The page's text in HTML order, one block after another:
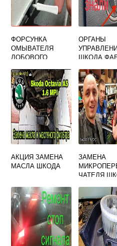
ФОРСУНКА
ОМЫВАТЕЛЯ
ЛОБОВОГО
ШКОДА ОКТАВИЯ
А5
ОРГАНЫ
ШКОДА
АКЦИЯ ЗАМЕНА
МАСЛА ШКОДА
ЗАМЕНА
ЧАТЕЛЯ